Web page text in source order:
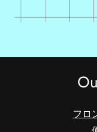
フロ